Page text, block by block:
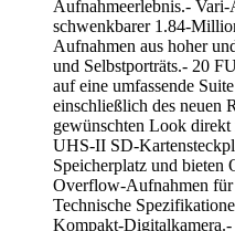
Aufnahmeerlebnis.-
schwenkbarer 1.84-
Aufnahmen aus hoher
und Selbstporträts.- 20
auf eine umfassende
einschließlich des
gewünschten Look
UHS-II SD-
Speicherplatz und bieten
Overflow-Aufnahmen für
Technische
Kompakt-